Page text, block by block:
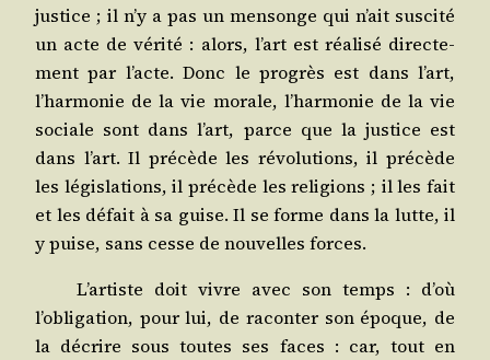
jus­tice ; il n’y a pas un men­songe qui n’ait sus­ci­té
un acte de véri­té : alors, l’art est réa­li­sé direc­te­
ment par l’acte. Donc le pro­grès est dans l’art,
l’harmonie de la vie morale, l’harmonie de la vie
sociale sont dans l’art, parce que la jus­tice est
dans l’art. Il pré­cède les révo­lu­tions, il pré­cède
les légis­la­tions, il pré­cède les reli­gions ; il les fait
et les défait à sa guise. Il se forme dans la lutte, il
y puise, sans cesse de nou­velles forces.
L’artiste doit vivre avec son temps : d’où
l’obligation, pour lui, de racon­ter son époque, de
la décrire sous toutes ses faces : car, tout en